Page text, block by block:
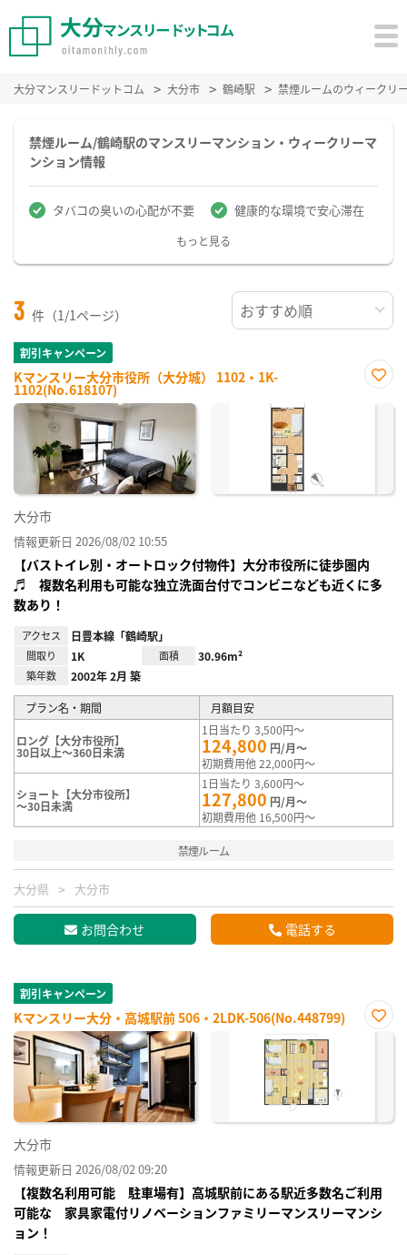
大分マンスリードットコム 大分市 鶴崎駅 禁煙ルームのウィークリ
禁煙ルーム/鶴崎駅のマンスリーマンション・ウィークリーマ
ンション情報
タバコの臭いの心配が不要 健康的な環境で安心滞在
もっと見る
3 件（1/1ページ）
割引キャンペーン
Kマンスリー大分市役所（大分城） 1102・1K-
1102(No.618107)
に入
大分市
情報更新日 2026/08/02 10:55
【バストイレ別・オートロック付物件】大分市役所に徒歩圏内
♬ 複数名利用も可能な独立洗面台付でコンビニなども近くに多
数あり！
アクセス 日豊本線「鶴崎駅」
間取り 1K 面積 30.96m²
築年数 2002年 2月 築
プラン名・期間 月額目安
ロング【大分市役所】
30日以上～360日未満
1日当たり 3,500円～
124,800 円/月～
初期費用他 22,000円～
ショート【大分市役所】
～30日未満
1日当たり 3,600円～
127,800 円/月～
初期費用他 16,500円～
禁煙ルーム
大分県 大分市
お問合わせ 電話する
割引キャンペーン
Kマンスリー大分・高城駅前 506・2LDK-506(No.448799)
お気
大分市
情報更新日 2026/08/02 09:20
【複数名利用可能 駐車場有】高城駅前にある駅近多数名ご利用
可能な 家具家電付リノベーションファミリーマンスリーマンシ
ョン！